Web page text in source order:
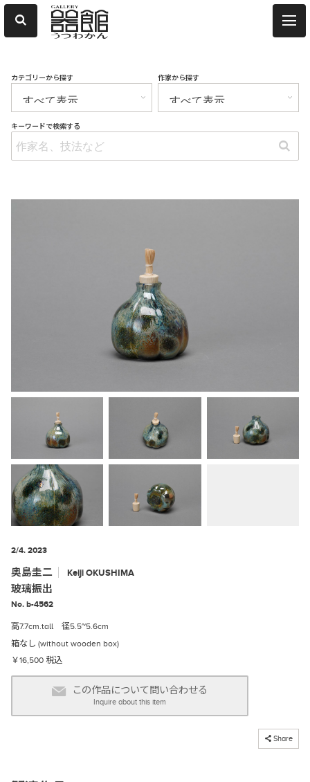
カテゴリーから探す 作家から探す
キーワードで検索する
2/4. 2023
奥島圭二 Keiji OKUSHIMA
玻璃振出
No. b-4562
高7.7cm.tall 径5.5~5.6cm
箱なし (without wooden box)
￥16,500 税込
この作品について問い合わせる
Inquire about this item
Share
コピーしました